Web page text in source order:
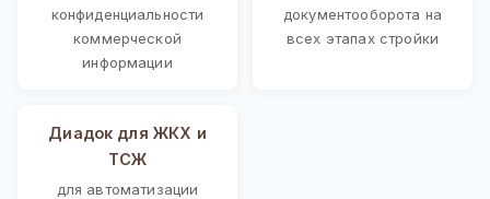
конфиденциальности
коммерческой
информации
документооборота на
всех этапах стройки
Диадок для ЖКХ и
ТСЖ
для автоматизации